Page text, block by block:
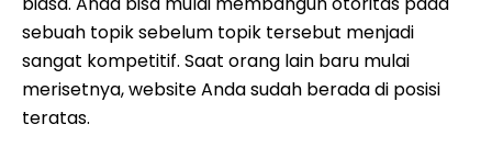
sebuah topik sebelum topik tersebut menjadi
sangat kompetitif. Saat orang lain baru mulai
merisetnya, website Anda sudah berada di posisi
teratas.